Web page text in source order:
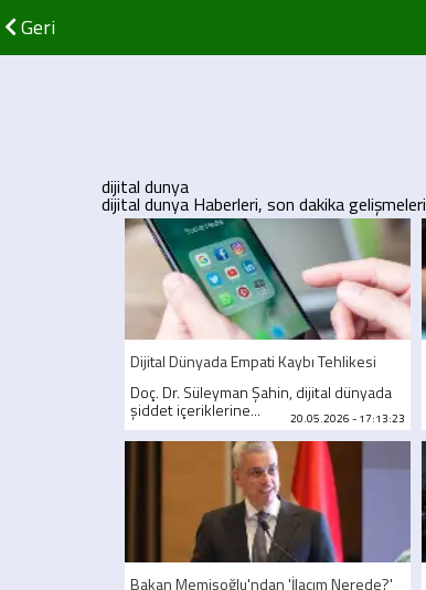
Geri
dijital dunya
dijital dunya Haberleri, son dakika gelişmeleri
Dijital Dünyada Empati Kaybı Tehlikesi
Doç. Dr. Süleyman Şahin, dijital dünyada
şiddet içeriklerine... 20.05.2026 - 17:13:23
Bakan Memişoğlu'ndan 'İlacım Nerede?'